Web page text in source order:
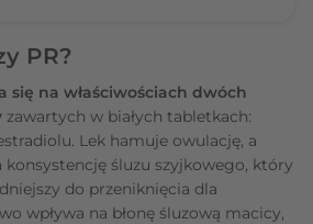
PR?
się na właściwościach dwóch
zawartych w białych tabletkach:
Lek hamuje owulację, a
konsystencję śluzu szyjkowego, który
do przeniknięcia dla
wpływa na błonę śluzową macicy,